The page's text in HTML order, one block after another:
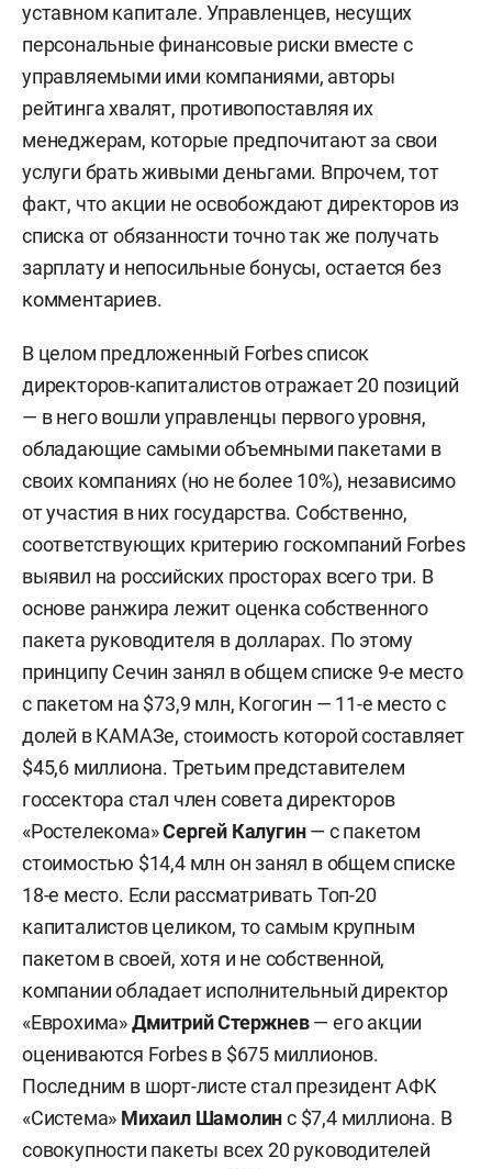
уставном капитале. Управленцев, несущих
персональные финансовые риски вместе с
управляемыми ими компаниями, авторы
рейтинга хвалят, противопоставляя их
менеджерам, которые предпочитают за свои
услуги брать живыми деньгами. Впрочем, тот
факт, что акции не освобождают директоров из
списка от обязанности точно так же получать
зарплату и непосильные бонусы, остается без
комментариев.
В целом предложенный Forbes список
директоров-капиталистов отражает 20 позиций
— в него вошли управленцы первого уровня,
обладающие самыми объемными пакетами в
своих компаниях (но не более 10%), независимо
от участия в них государства. Собственно,
соответствующих критерию госкомпаний Forbes
выявил на российских просторах всего три. В
основе ранжира лежит оценка собственного
пакета руководителя в долларах. По этому
принципу Сечин занял в общем списке 9-е место
с пакетом на $73,9 млн, Когогин — 11-е место с
долей в КАМАЗе, стоимость которой составляет
$45,6 миллиона. Третьим представителем
госсектора стал член совета директоров
«Ростелекома»Сергей Калугин— с пакетом
стоимостью $14,4 млн он занял в общем списке
18-е место. Если рассматривать Топ-20
капиталистов целиком, то самым крупным
пакетом в своей, хотя и не собственной,
компании обладает исполнительный директор
«Еврохима»Дмитрий Стержнев— его акции
оцениваются Forbes в $675 миллионов.
Последним в шорт-листе стал президент АФК
«Система» Михаил Шамолинс $7,4 миллиона. В
совокупности пакеты всех 20 руководителей